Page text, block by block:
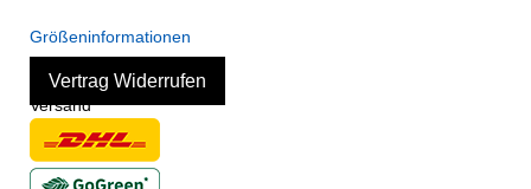
Größeninformationen
Vertrag Widerrufen
Versand